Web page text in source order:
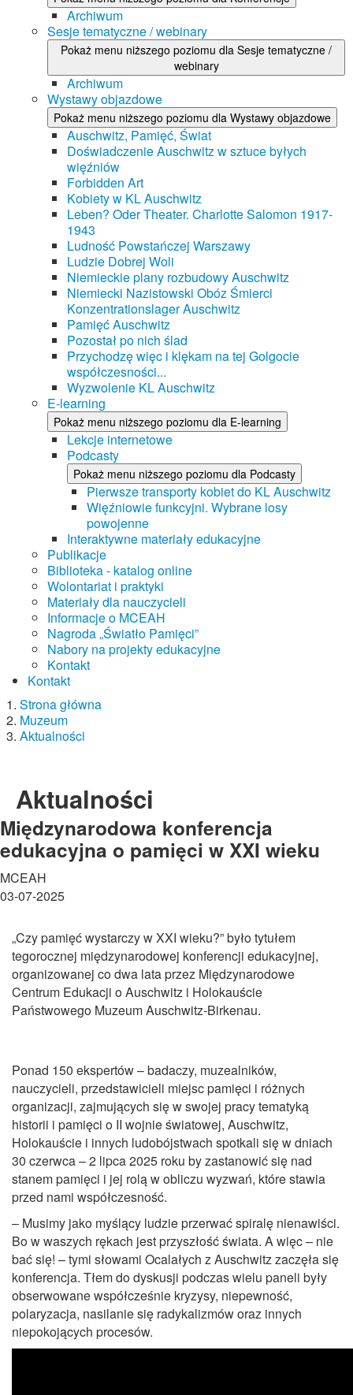
Archiwum
Sesje tematyczne / webinary
Pokaż menu niższego poziomu dla Sesje tematyczne /
webinary
Archiwum
Wystawy objazdowe
Pokaż menu niższego poziomu dla Wystawy objazdowe
Auschwitz, Pamięć, Świat
Doświadczenie Auschwitz w sztuce byłych
więźniów
Forbidden Art
Kobiety w KL Auschwitz
Leben? Oder Theater. Charlotte Salomon 1917-
1943
Ludność Powstańczej Warszawy
Ludzie Dobrej Woli
Niemieckie plany rozbudowy Auschwitz
Niemiecki Nazistowski Obóz Śmierci
Konzentrationslager Auschwitz
Pamięć Auschwitz
Pozostał po nich ślad
Przychodzę więc i klękam na tej Golgocie
współczesności...
Wyzwolenie KL Auschwitz
E-learning
Pokaż menu niższego poziomu dla E-learning
Lekcje internetowe
Podcasty
Pokaż menu niższego poziomu dla Podcasty
Pierwsze transporty kobiet do KL Auschwitz
Więźniowie funkcyjni. Wybrane losy
powojenne
Interaktywne materiały edukacyjne
Publikacje
Biblioteka - katalog online
Wolontariat i praktyki
Materiały dla nauczycieli
Informacje o MCEAH
Nagroda „Światło Pamięci”
Nabory na projekty edukacyjne
Kontakt
Kontakt
Strona główna
Muzeum
Aktualności
Aktualności
Międzynarodowa konferencja
edukacyjna o pamięci w XXI wieku
MCEAH
03-07-2025
„Czy pamięć wystarczy w XXI wieku?” było tytułem
tegorocznej międzynarodowej konferencji edukacyjnej,
organizowanej co dwa lata przez Międzynarodowe
Centrum Edukacji o Auschwitz i Holokauście
Państwowego Muzeum Auschwitz-Birkenau.
Ponad 150 ekspertów – badaczy, muzealników,
nauczycieli, przedstawicieli miejsc pamięci i różnych
organizacji, zajmujących się w swojej pracy tematyką
historii i pamięci o II wojnie światowej, Auschwitz,
Holokauście i innych ludobójstwach spotkali się w dniach
30 czerwca – 2 lipca 2025 roku by zastanowić się nad
stanem pamięci i jej rolą w obliczu wyzwań, które stawia
przed nami współczesność.
– Musimy jako myślący ludzie przerwać spiralę nienawiści.
Bo w waszych rękach jest przyszłość świata. A więc – nie
bać się! – tymi słowami Ocalałych z Auschwitz zaczęła się
konferencja. Tłem do dyskusji podczas wielu paneli były
obserwowane współcześnie kryzysy, niepewność,
polaryzacja, nasilanie się radykalizmów oraz innych
niepokojących procesów.